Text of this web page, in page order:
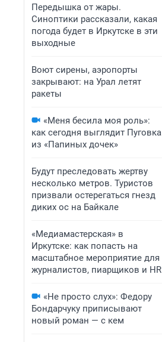
Передышка от жары.
Синоптики рассказали, какая
погода будет в Иркутске в эти
выходные
Воют сирены, аэропорты
закрывают: на Урал летят
ракеты
«Меня бесила моя роль»:
как сегодня выглядит Пуговка
из «Папиных дочек»
Будут преследовать жертву
несколько метров. Туристов
призвали остерегаться гнезд
диких ос на Байкале
«Медиамастерская» в
Иркутске: как попасть на
масштабное мероприятие для
журналистов, пиарщиков и HR
«Не просто слух»: Федору
Бондарчуку приписывают
новый роман — с кем